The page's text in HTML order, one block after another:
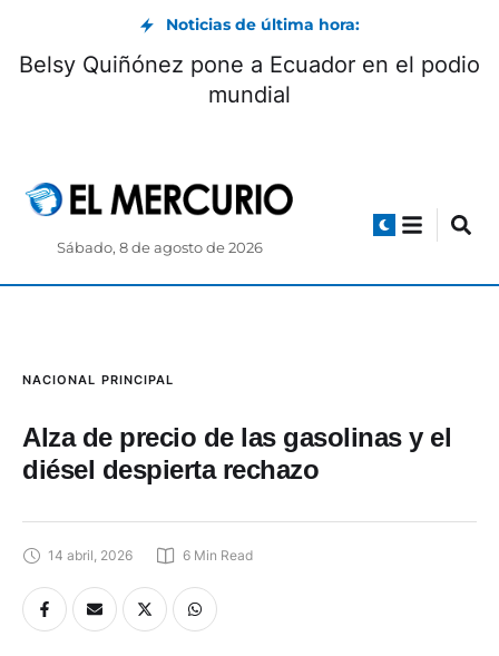
Noticias de última hora:
Pumapungo convoca a Club de
Lectores: cómo participar
Sábado, 8 de agosto de 2026
NACIONAL PRINCIPAL
Alza de precio de las gasolinas y el
diésel despierta rechazo
14 abril, 2026 6 Min Read